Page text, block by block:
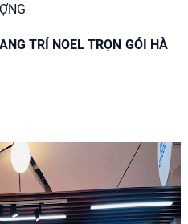
TRÍ NOEL TRỌN GÓI HÀ